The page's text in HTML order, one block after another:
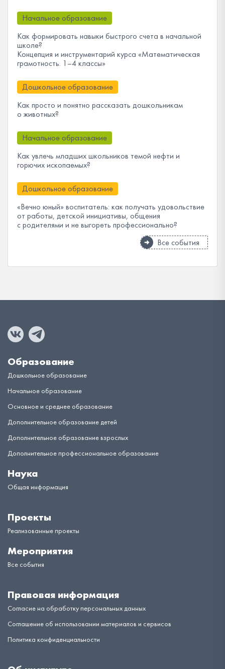
Начальное образование
Как формировать навыки быстрого счета в начальной
школе?
Концепция и инструментарий курса «Математическая
грамотность. 1–4 классы»
Дошкольное образование
Как просто и понятно рассказать дошкольникам
о животных?
Начальное образование
Как увлечь младших школьников темой нефти и
горючих ископаемых?
Дошкольное образование
«Вечно юный» воспитатель: как получать удовольствие
от работы, детской инициативы, общения
с родителями и не выгореть профессионально?
Все события
Образование
Дошкольное образование
Начальное образование
Основное и среднее образование
Дополнительное образование детей
Дополнительное образование взрослых
Дополнительное профессиональное образование
Наука
Общая информация
Проекты
Реализованные проекты
Мероприятия
Все события
Правовая информация
Согласие на обработку персональных данных
Соглашение об использовании материалов и сервисов
Политика конфиденциальности